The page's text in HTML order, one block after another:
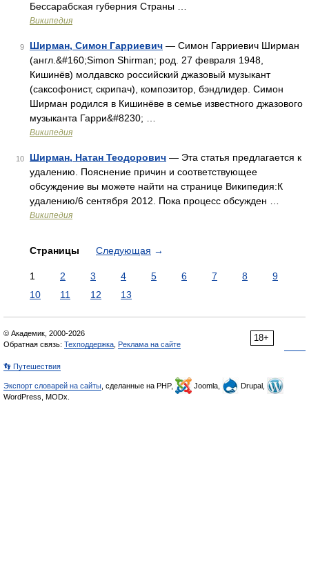
Бессарабская губерния Страны …
Википедия
9 Ширман, Симон Гарриевич — Симон Гарриевич Ширман
(англ.&#160;Simon Shirman; род. 27 февраля 1948,
Кишинёв) молдавско российский джазовый музыкант
(саксофонист, скрипач), композитор, бэндлидер. Симон
Ширман родился в Кишинёве в семье известного джазового
музыканта Гарри&#8230; …
Википедия
10 Ширман, Натан Теодорович — Эта статья предлагается к
удалению. Пояснение причин и соответствующее
обсуждение вы можете найти на странице Википедия:К
удалению/6 сентября 2012. Пока процесс обсужден …
Википедия
Страницы Следующая →
1 2 3 4 5 6 7 8
9
10
11 12 13
18+
© Академик, 2000-2026
Обратная связь: Техподдержка Реклама на сайте
👣 Путешествия
Экспорт словарей на сайты , сделанные на PHP, Joomla,
Drupal,
WordPress, MODx.